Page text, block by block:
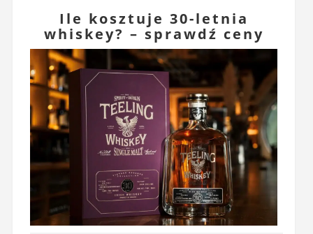
Ile kosztuje 30-letnia
whiskey? – sprawdź ceny